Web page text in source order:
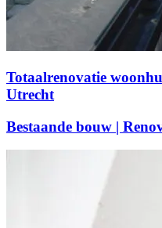
Totaalrenovatie
Utrecht
Bestaande bouw |